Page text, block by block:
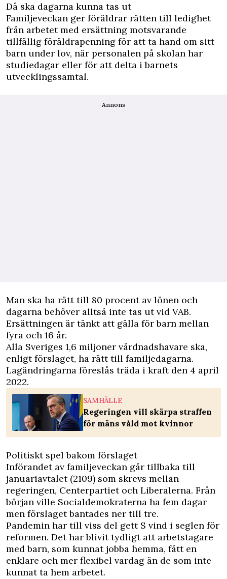
Då ska dagarna kunna tas ut
Familjeveckan ger föräldrar rätten till ledighet
från arbetet med ersättning motsvarande
tillfällig föräldrapenning för att ta hand om sitt
barn under lov, när personalen på skolan har
studiedagar eller för att delta i barnets
utvecklingssamtal.
Annons
Man ska ha rätt till 80 procent av lönen och
dagarna behöver alltså inte tas ut vid VAB.
Ersättningen är tänkt att gälla för barn mellan
fyra och 16 år.
Alla Sveriges 1,6 miljoner vårdnadshavare ska,
enligt förslaget, ha rätt till familjedagarna.
Lagändringarna föreslås träda i kraft den 4 april
2022.
SAMHÄLLE
Regeringen vill skärpa straffen
för mäns våld mot kvinnor
Politiskt spel bakom förslaget
Införandet av familjeveckan går tillbaka till
januariavtalet (2109) som skrevs mellan
regeringen, Centerpartiet och Liberalerna. Från
början ville Socialdemokraterna ha fem dagar
men förslaget bantades ner till tre.
Pandemin har till viss del gett S vind i seglen för
reformen. Det har blivit tydligt att arbetstagare
med barn, som kunnat jobba hemma, fått en
enklare och mer flexibel vardag än de som inte
kunnat ta hem arbetet.